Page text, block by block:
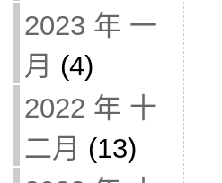
2023 年 一
月 (4)
2022 年 十
二月 (13)